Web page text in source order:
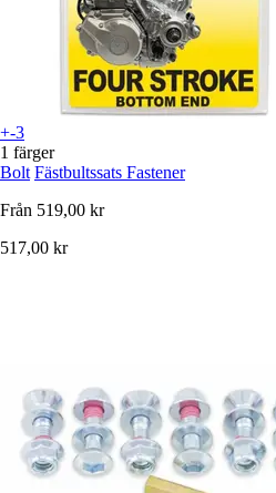
+-3
1 färger
Bolt Fästbultssats Fastener
Från 519,00 kr
517,00 kr